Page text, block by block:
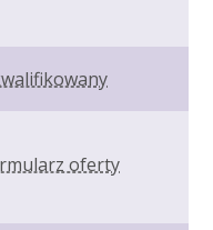
oferty